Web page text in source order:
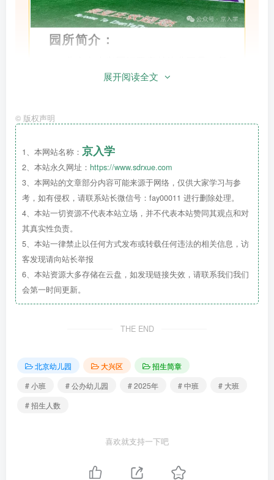
园所简介：
，隶属于西红门镇教委。 2014年开园
们备受家长的支持与信任。振亚庄村幼儿园占地
纳近520名幼儿。
我园现有教职工67名，幼儿316名。我
们一直秉承着“有了爱就有了一切”的办园理念，
始终坚持将培养幼儿健康文明的生活习惯、自信
乐观的人生态度、探究创新的思维方式、独立勇
敢的性格品质作为首要目标，并致力于打造一所
教师耐心、幼儿舒心、家长放心的幼儿园。
招收符合入园条件的适龄儿童
2021.9.1–2022.8.31（
小班）
展开阅读全文
© 版权声明
1、本网站名称： 京入学
2、本站永久网址： https://www.sdrxue.com
3、本网站的文章部分内容可能来源于网络，仅供大家学习与参
考，如有侵权，请联系站长微信号：fay00011 进行删除处理。
4、本站一切资源不代表本站立场，并不代表本站赞同其观点和对
其真实性负责。
5、本站一律禁止以任何方式发布或转载任何违法的相关信息，访
客发现请向站长举报
6、本站资源大多存储在云盘，如发现链接失效，请联系我们我们
会第一时间更新。
THE END
北京幼儿园 大兴区
招生简章
# 小班
# 公办幼儿园 # 2025年 # 中班
# 大班
# 招生人数
喜欢就支持一下吧